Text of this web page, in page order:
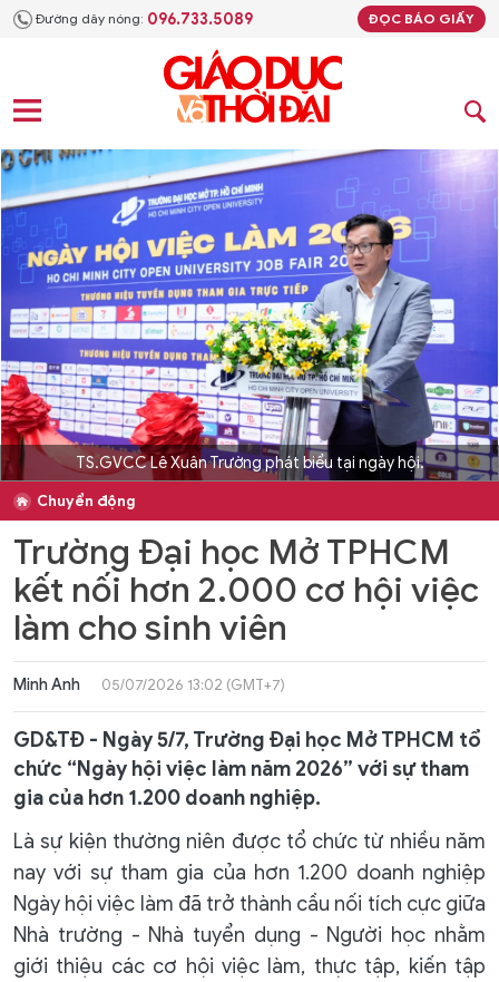
Đường dây nóng: 096.733.5089 ĐỌC BÁO GIẤY
TS.GVCC Lê Xuân Trường phát biểu tại ngày hội.
Chuyển động
Trường Đại học Mở TPHCM
kết nối hơn 2.000 cơ hội việc
làm cho sinh viên
Minh Anh 05/07/2026 13:02 (GMT+7)
GD&TĐ - Ngày 5/7, Trường Đại học Mở TPHCM tổ
chức “Ngày hội việc làm năm 2026” với sự tham
gia của hơn 1.200 doanh nghiệp.
Là sự kiện thường niên được tổ chức từ nhiều năm
nay với sự tham gia của hơn 1.200 doanh nghiệp
Ngày hội việc làm đã trở thành cầu nối tích cực giữa
Nhà trường - Nhà tuyển dụng - Người học nhằm
giới thiệu các cơ hội việc làm, thực tập, kiến tập